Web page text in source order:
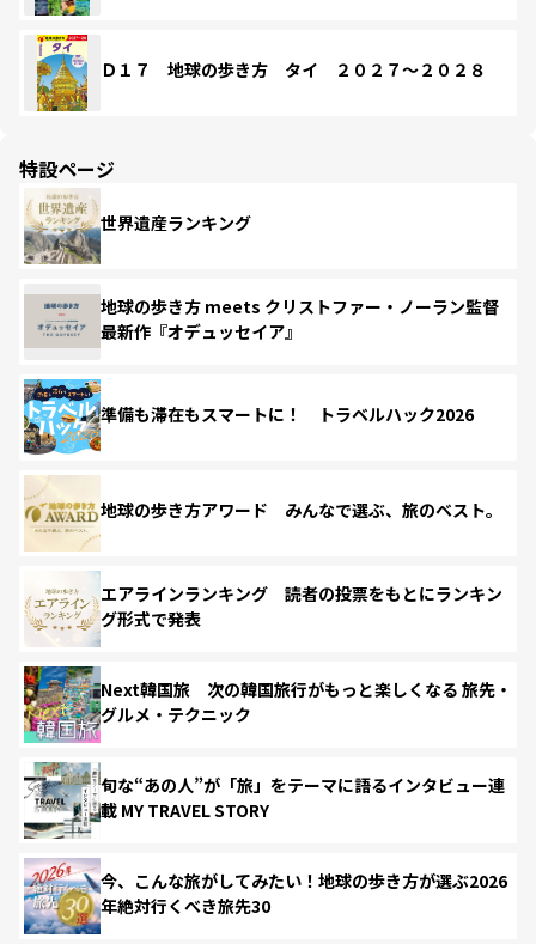
Ｄ１７ 地球の歩き方 タイ ２０２７～２０２８
特設ページ
世界遺産ランキング
地球の歩き方 meets クリストファー・ノーラン監督
最新作『オデュッセイア』
準備も滞在もスマートに！ トラベルハック2026
地球の歩き方アワード みんなで選ぶ、旅のベスト。
エアラインランキング 読者の投票をもとにランキン
グ形式で発表
Next韓国旅 次の韓国旅行がもっと楽しくなる 旅先・
グルメ・テクニック
旬な“あの人”が「旅」をテーマに語るインタビュー連
載 MY TRAVEL STORY
今、こんな旅がしてみたい！地球の歩き方が選ぶ2026
年絶対行くべき旅先30